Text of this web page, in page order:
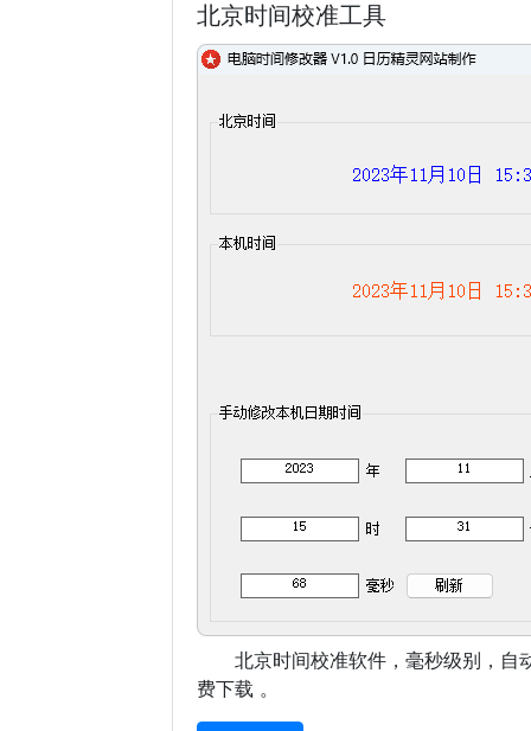
北京时间校准工具
北京时间校准软件，毫秒级别，自
费下载 。